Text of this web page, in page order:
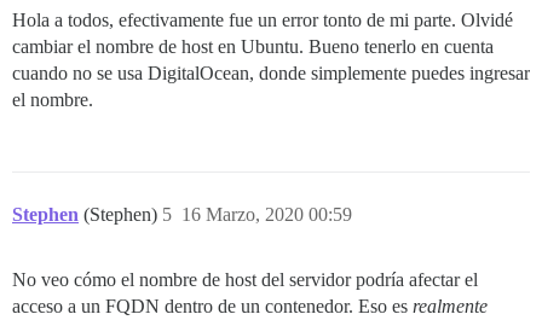
Hola a todos, efectivamente fue un error tonto de mi parte. Olvidé
cambiar el nombre de host en Ubuntu. Bueno tenerlo en cuenta
cuando no se usa DigitalOcean, donde simplemente puedes ingresar
el nombre.
Stephen (Stephen) 16 Marzo, 2020 00:59
5
No veo cómo el nombre de host del servidor podría afectar el
acceso a un FQDN dentro de un contenedor. Eso es realmente